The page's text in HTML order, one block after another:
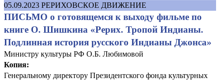
05.09.2023 РЕРИХОВСКОЕ ДВИЖЕНИЕ
ПИСЬМО о готовящемся к выходу фильме по
книге О. Шишкина «Рерих. Тропой Индианы.
Подлинная история русского Индианы Джонса»
Министру культуры РФ О.Б. Любимовой
Копия:
Генеральному директору Президентского фонда культурных